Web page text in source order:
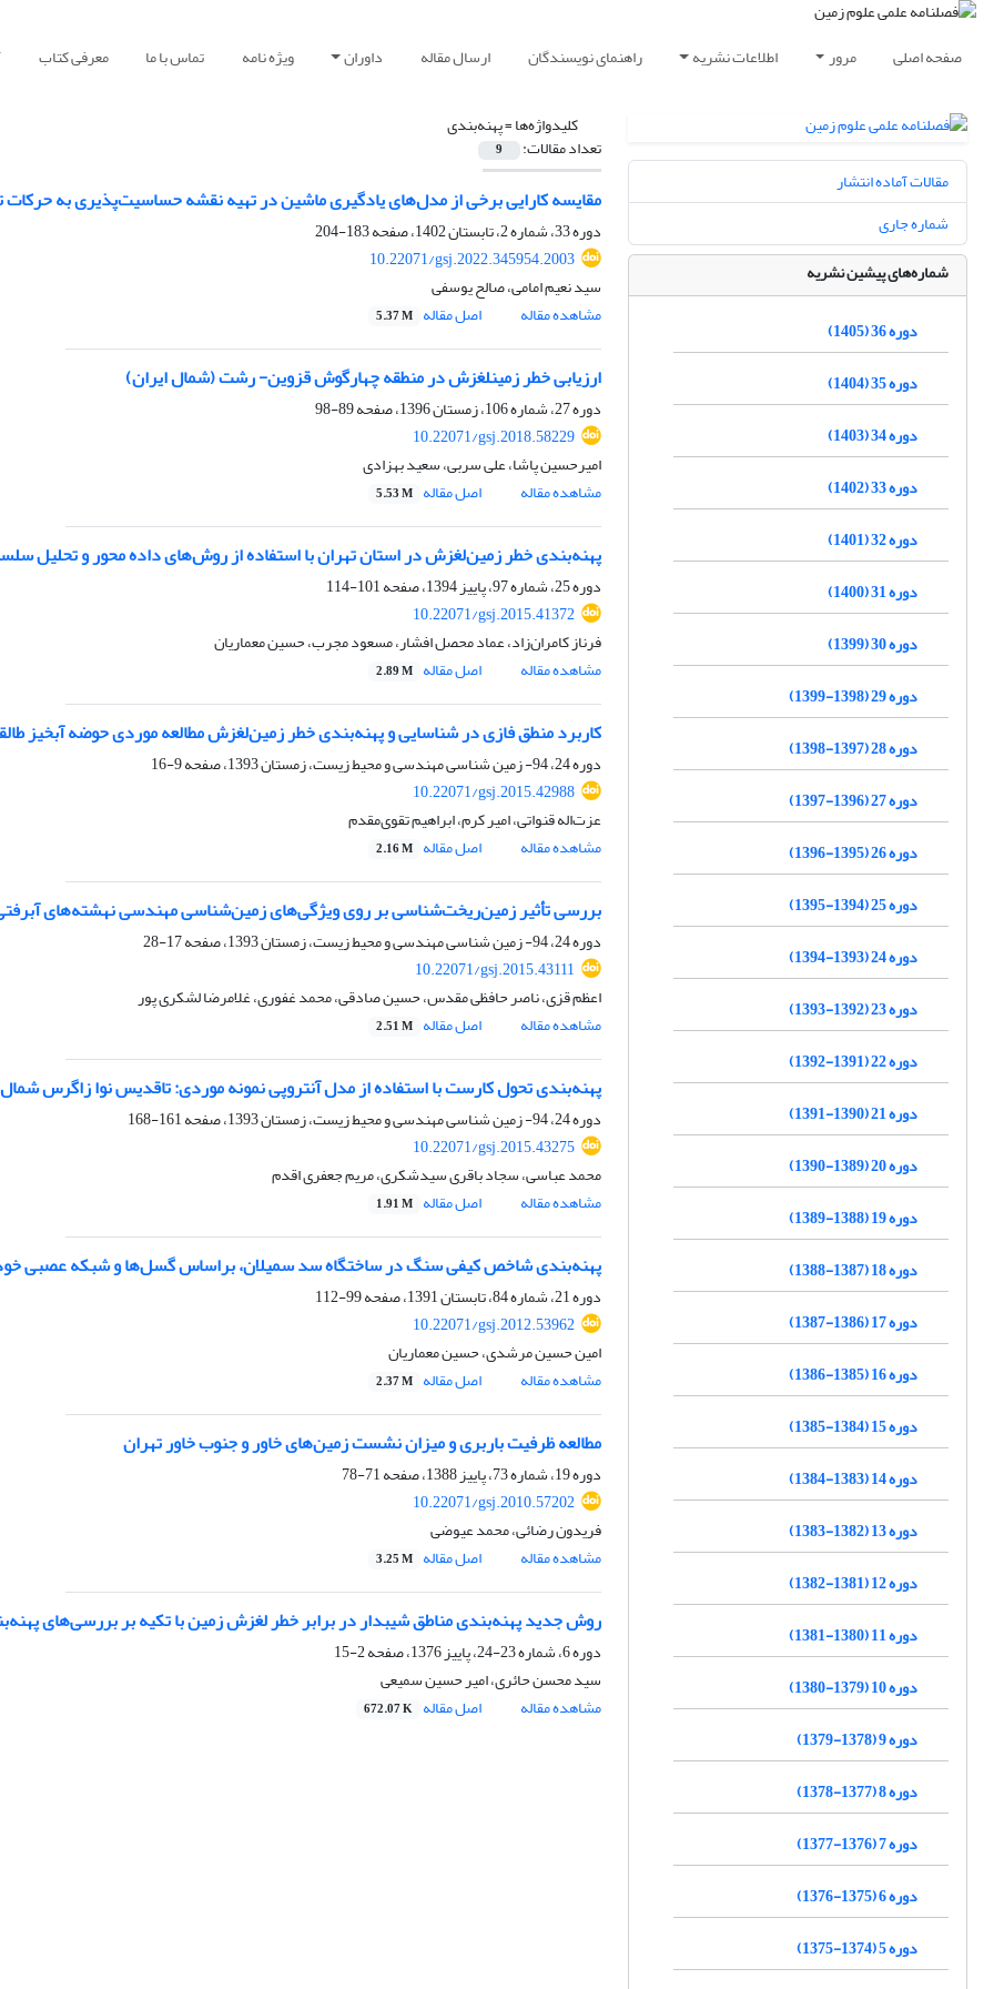
صفحه اصلی مرور اطلاعات نشریه راهنمای نویسندگان ارسال مقاله داوران ویژه نامه تماس با ما معرفی کتاب
کلیدواژه‌ها =پهنه‌بندی
تعداد مقالات: 9
مقایسه کارایی برخی از مدل‌های یادگیری ماشین در تهیه نقشه حساسیت‌پذیری به حرکات
دوره 33، شماره 2، تابستان 1402، صفحه
183-204
10.22071/gsj.2022.345954.2003
سید نعیم امامی، صالح یوسفی
مشاهده مقاله
اصل مقاله 5.37 M
ارزیابی خطر زمین‎لغزش در منطقه چهارگوش قزوین- رشت (شمال ایران)
دوره 27، شماره 106، زمستان 1396، صفحه
89-98
10.22071/gsj.2018.58229
امیرحسین پاشا، علی سربی، سعید بهزادی
مشاهده مقاله
اصل مقاله 5.53 M
پهنه‌بندی خطر زمین‌لغزش در استان تهران با استفاده از روش‌های داده محور و تحلیل
دوره 25، شماره 97، پاییز 1394، صفحه
101-114
10.22071/gsj.2015.41372
فرناز کامران‌زاد، عماد محصل افشار، مسعود مجرب، حسین معماریان
مشاهده مقاله
اصل مقاله 2.89 M
کاربرد منطق فازی در شناسایی و پهنه‌بندی خطر زمین‌لغزش مطالعه موردی حوضه آبخیز
دوره 24، 94- زمین شناسی مهندسی و محیط زیست، زمستان 1393، صفحه
9-16
10.22071/gsj.2015.42988
عزت‌اله قنواتی، امیر کرم، ابراهیم تقوی‌مقدم
مشاهده مقاله
اصل مقاله 2.16 M
بررسی تأثیر زمین‌ریخت‌شناسی بر روی ویژگی‌های زمین‌شناسی مهندسی نهشته‌های
دوره 24، 94- زمین شناسی مهندسی و محیط زیست، زمستان 1393، صفحه
17-28
10.22071/gsj.2015.43111
اعظم قزی، ناصر حافظی مقدس، حسین صادقی، محمد غفوری، غلامرضا لشکری پور
مشاهده مقاله
اصل مقاله 2.51 M
پهنه‌بندی تحول کارست با استفاده از مدل آنتروپی نمونه موردی: تاقدیس نوا زاگرس
دوره 24، 94- زمین شناسی مهندسی و محیط زیست، زمستان 1393، صفحه
161-168
10.22071/gsj.2015.43275
محمد عباسی، سجاد باقری سیدشکری، مریم جعفری اقدم
مشاهده مقاله
اصل مقاله 1.91 M
پهنه‌بندی شاخص کیفی سنگ در ساختگاه سد سمیلان، براساس گسل‌ها و شبکه عصبی
دوره 21، شماره 84، تابستان 1391، صفحه
99-112
10.22071/gsj.2012.53962
امین ‎حسین ‌مرشدی، حسین معماریان
مشاهده مقاله
اصل مقاله 2.37 M
مطالعه ظرفیت باربری و میزان نشست زمین‌های خاور و جنوب خاور تهران
دوره 19، شماره 73، پاییز 1388، صفحه
71-78
10.22071/gsj.2010.57202
فریدون رضائی، محمد عیوضی
مشاهده مقاله
اصل مقاله 3.25 M
روش جدید پهنه‌بندی مناطق شیبدار در برابر خطر لغزش زمین با تکیه بر بررسی‌های
دوره 6، شماره 23-24، پاییز 1376، صفحه
2-15
سید محسن حائری، امیر حسین سمیعی
مشاهده مقاله
اصل مقاله 672.07 K
مقالات آماده انتشار
شماره جاری
شماره‌های پیشین نشریه
دوره 36 (1405)
دوره 35 (1404)
دوره 34 (1403)
دوره 33 (1402)
دوره 32 (1401)
دوره 31 (1400)
دوره 30 (1399)
دوره 29 (1398-1399)
دوره 28 (1397-1398)
دوره 27 (1396-1397)
دوره 26 (1395-1396)
دوره 25 (1394-1395)
دوره 24 (1393-1394)
دوره 23 (1392-1393)
دوره 22 (1391-1392)
دوره 21 (1390-1391)
دوره 20 (1389-1390)
دوره 19 (1388-1389)
دوره 18 (1387-1388)
دوره 17 (1386-1387)
دوره 16 (1385-1386)
دوره 15 (1384-1385)
دوره 14 (1383-1384)
دوره 13 (1382-1383)
دوره 12 (1381-1382)
دوره 11 (1380-1381)
دوره 10 (1379-1380)
دوره 9 (1378-1379)
دوره 8 (1377-1378)
دوره 7 (1376-1377)
دوره 6 (1375-1376)
دوره 5 (1374-1375)